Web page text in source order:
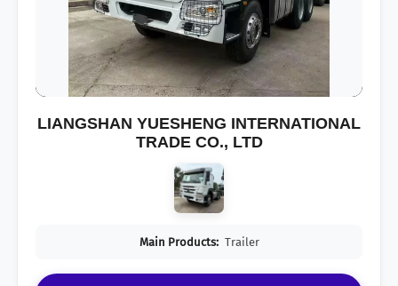
LIANGSHAN YUESHENG INTERNATIONAL
TRADE CO., LTD
Main Products: Trailer